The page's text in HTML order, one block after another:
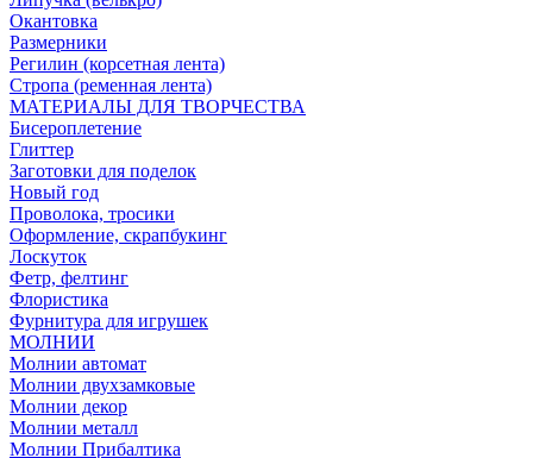
Окантовка
Размерники
Регилин (корсетная лента)
Стропа (ременная лента)
МАТЕРИАЛЫ ДЛЯ ТВОРЧЕСТВА
Бисероплетение
Глиттер
Заготовки для поделок
Новый год
Проволока, тросики
Оформление, скрапбукинг
Лоскуток
Фетр, фелтинг
Флористика
Фурнитура для игрушек
МОЛНИИ
Молнии автомат
Молнии двухзамковые
Молнии декор
Молнии металл
Молнии Прибалтика